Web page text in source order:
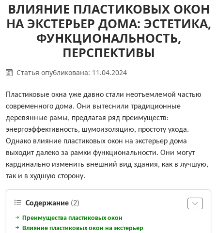
ВЛИЯНИЕ ПЛАСТИКОВЫХ ОКОН
НА ЭКСТЕРЬЕР ДОМА: ЭСТЕТИКА,
ФУНКЦИОНАЛЬНОСТЬ,
ПЕРСПЕКТИВЫ
Статья опубликована: 11.04.2024
Пластиковые окна уже давно стали неотъемлемой частью
современного дома. Они вытеснили традиционные
деревянные рамы, предлагая ряд преимуществ:
энергоэффективность, шумоизоляцию, простоту ухода.
Однако влияние пластиковых окон на экстерьер дома
выходит далеко за рамки функциональности. Они могут
кардинально изменить внешний вид здания, как в лучшую,
так и в худшую сторону.
Содержание (2)
Преимущества пластиковых окон
Влияние пластиковых окон на экстерьер